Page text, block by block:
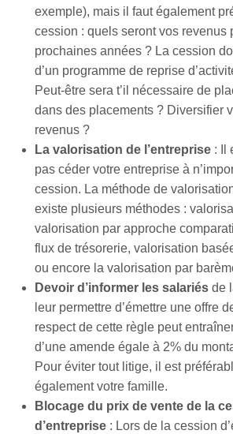
exemple), mais il faut également
cession : quels seront vos revenus
prochaines années ? La cession
d’un programme de reprise
Peut-être sera t’il nécessaire de
dans des placements ? Diversifier
revenus ?
La valorisation de l’entreprise : Il
pas céder votre entreprise à
cession. La méthode de
existe plusieurs méthodes :
valorisation par approche
flux de trésorerie, valorisation
ou encore la valorisation par
Devoir d’informer les salariés de
leur permettre d’émettre une offre
respect de cette règle peut
d’une amende égale à 2% du
Pour éviter tout litige, il est
également votre famille.
Blocage du prix de vente de la
d’entreprise : Lors de la cession